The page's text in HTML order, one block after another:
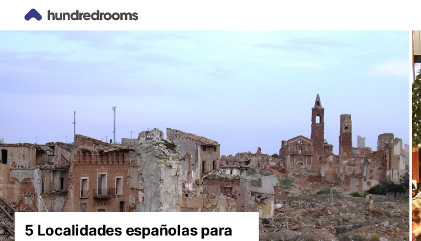
Hundredrooms
Eventos y festivos
Donde comer
Decoracion
Casas de famosos
Alojamientos recomendados
Casas con encanto
Consejos para viajar
Ideas de viajes
Curiosidades del mundo
Noticias
5 Localidades españolas para